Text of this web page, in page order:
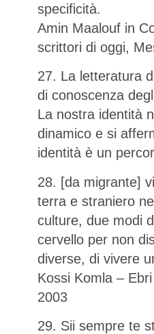
specificità.
Amin Maalouf in
scrittori di oggi,
27. La letteratura
di conoscenza
La nostra identità
dinamico e si
identità è un
28. [da migrante]
terra e straniero
culture, due modi
cervello per non
diverse, di vivere
Kossi Komla –
2003
29. Sii sempre te